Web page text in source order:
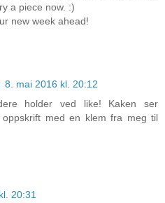
a piece now. :)
new week ahead!
8. mai 2016 kl. 20:12
holder ved like! Kaken ser
med en klem fra meg til
20:31